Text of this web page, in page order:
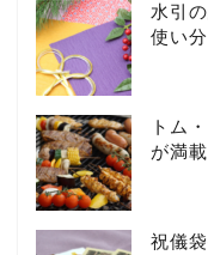
水引
使い
トム
が満
祝儀